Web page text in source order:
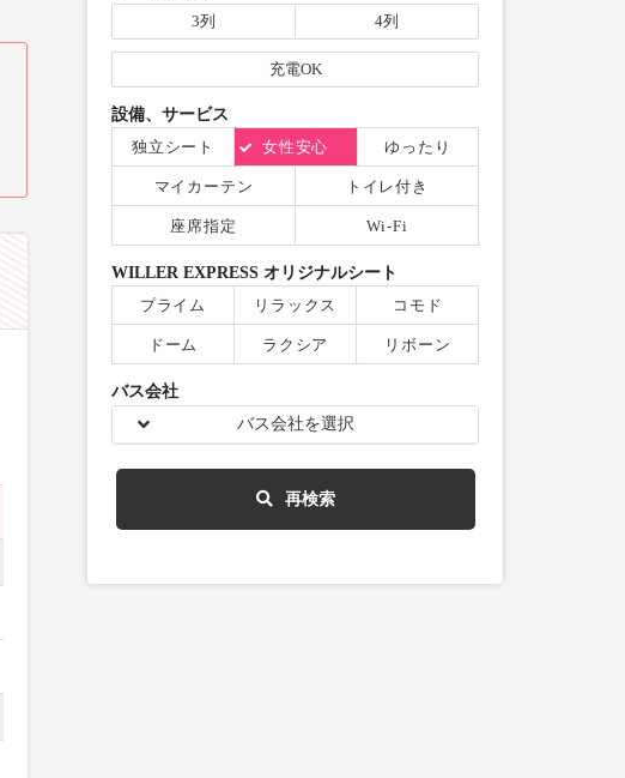
3列
4列
充電OK
設備、サービス
独立シート
女性安心 ゆったり
マイカーテン トイレ付き
座席指定 Wi-Fi
WILLER EXPRESS オリジナルシート
プライム
リラックス コモド
ドーム ラクシア リボーン
バス会社
バス会社を選択
再検索